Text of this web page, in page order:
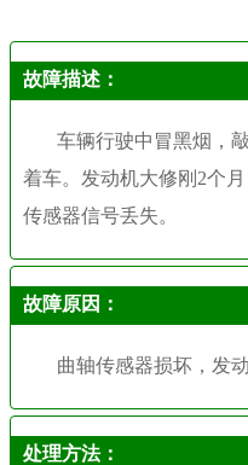
故障描述：
车辆行驶中冒黑烟，
着车。发动机大修刚2个
传感器信号丢失。
故障原因：
曲轴传感器损坏，发
处理方法：